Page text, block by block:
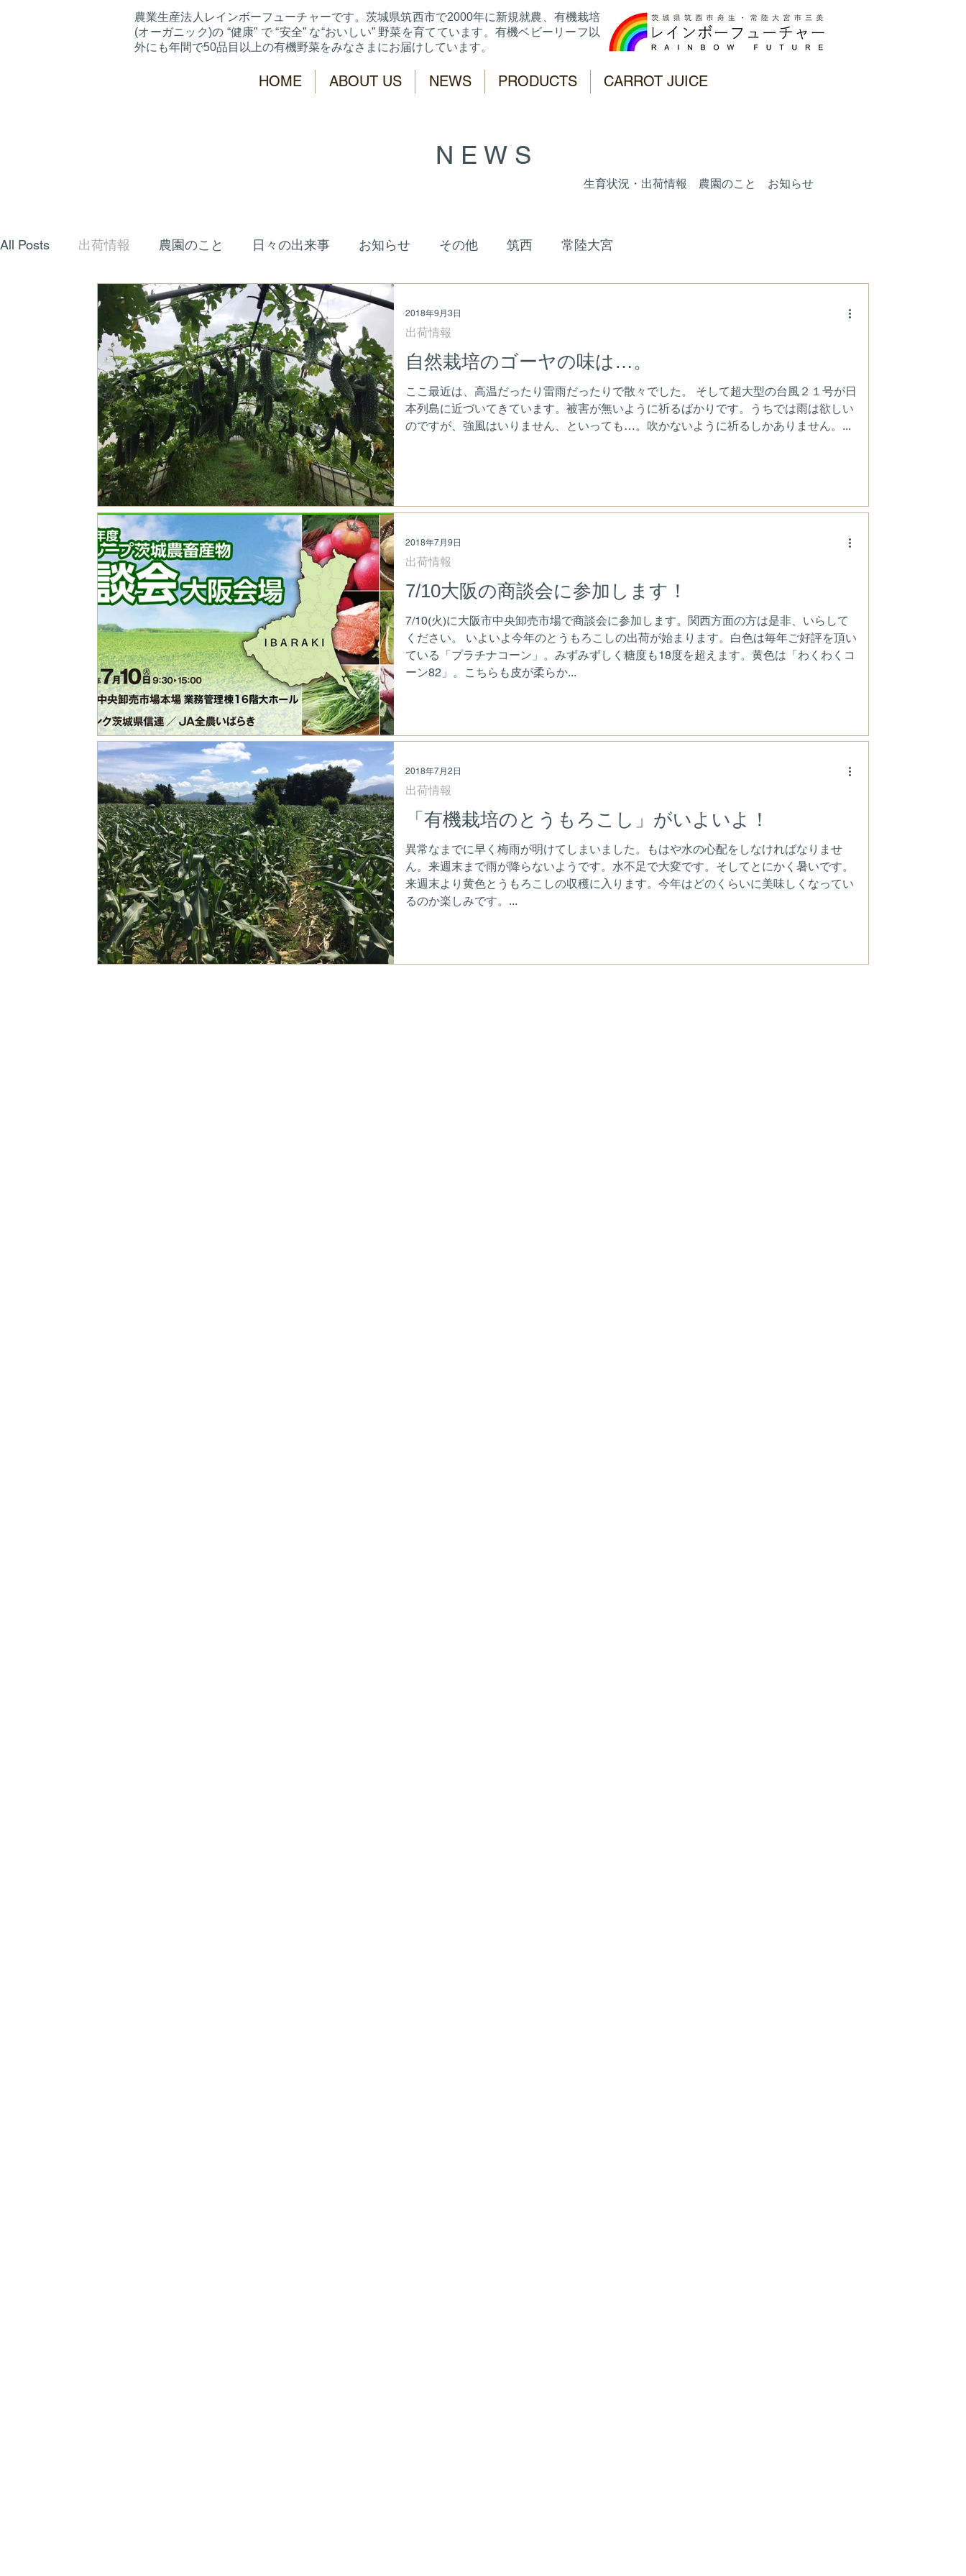
農業生産法人レインボーフューチャーです。茨城県筑西市で2000年に新規就農、有機栽培
(オーガニック)の “健康” で “安全” な“おいしい” 野菜を育てています。有機ベビーリーフ以
外にも年間で50品目以上の有機野菜をみなさまにお届けしています。
HOME ABOUT US NEWS PRODUCTS CARROT JUICE
N E W S
生育状況・出荷情報 農園のこと お知らせ
All Posts 出荷情報 農園のこと 日々の出来事 お知らせ その他 筑西 常陸大宮
自然栽培のゴーヤの味は…。
ここ最近は、高温だったり雷雨だったりで散々でした。 そして超大型の台風２１号が日
本列島に近づいてきています。被害が無いように祈るばかりです。うちでは雨は欲しい
のですが、強風はいりません、といっても…。吹かないように祈るしかありません。...
出荷情報
2018年9月3日
7/10大阪の商談会に参加します！
7/10(火)に大阪市中央卸売市場で商談会に参加します。関西方面の方は是非、いらして
ください。 いよいよ今年のとうもろこしの出荷が始まります。白色は毎年ご好評を頂い
ている「プラチナコーン」。みずみずしく糖度も18度を超えます。黄色は「わくわくコ
ーン82」。こちらも皮が柔らか...
出荷情報
2018年7月9日
「有機栽培のとうもろこし」がいよいよ！
異常なまでに早く梅雨が明けてしまいました。もはや水の心配をしなければなりませ
ん。来週末まで雨が降らないようです。水不足で大変です。そしてとにかく暑いです。
来週末より黄色とうもろこしの収穫に入ります。今年はどのくらいに美味しくなってい
るのか楽しみです。...
出荷情報
2018年7月2日